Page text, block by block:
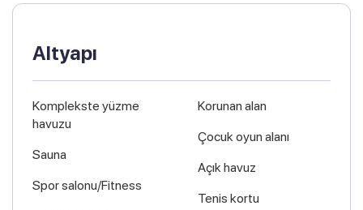
Altyapı
Komplekste yüzme
havuzu
Sauna
Spor salonu/Fitness
Korunan alan
Çocuk oyun alanı
Açık havuz
Tenis kortu